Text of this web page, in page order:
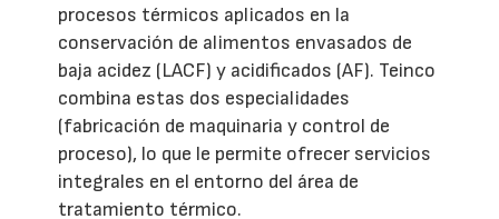
procesos térmicos aplicados en la
conservación de alimentos envasados de
baja acidez (LACF) y acidificados (AF). Teinco
combina estas dos especialidades
(fabricación de maquinaria y control de
proceso), lo que le permite ofrecer servicios
integrales en el entorno del área de
tratamiento térmico.